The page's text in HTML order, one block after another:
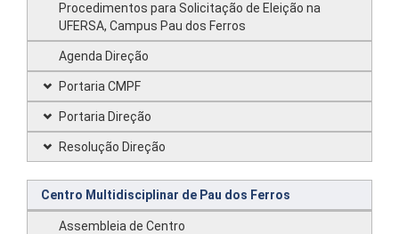
Procedimentos para Solicitação de Eleição na
UFERSA, Campus Pau dos Ferros
Agenda Direção
Portaria CMPF
Portaria Direção
Resolução Direção
Centro Multidisciplinar de Pau dos Ferros
Assembleia de Centro